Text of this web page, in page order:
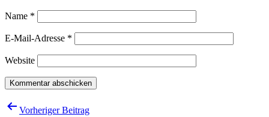
Name *
E-Mail-Adresse *
Website
Beitragsnavigation
Vorheriger Beitrag